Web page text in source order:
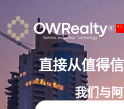
直接从值得
我们与